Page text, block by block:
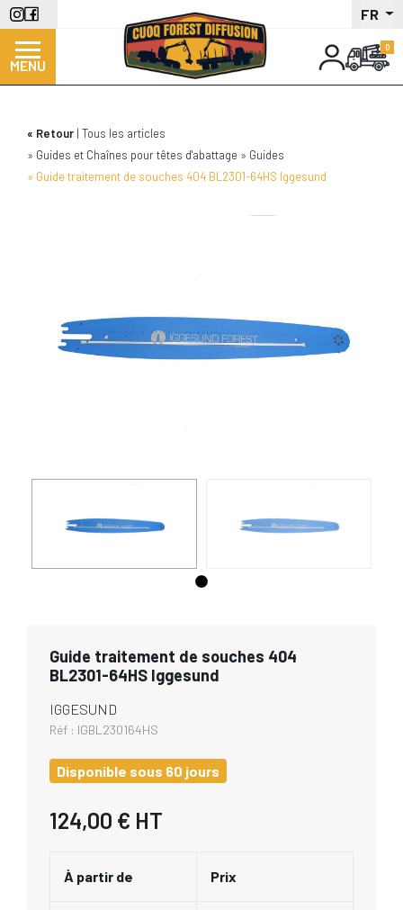
Aller
au
contenu
principal
FR
MENU
Retour Tous les articles
Guides et Chaînes pour têtes d'abattage
Guides
Guide traitement de souches 404 BL2301-64HS Iggesund
Guide traitement de souches 404
BL2301-64HS Iggesund
IGGESUND
Réf : IGBL230164HS
Disponible sous 60 jours
124,00 € HT
À partir de Prix